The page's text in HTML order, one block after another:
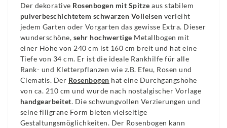
Der dekorative Rosenbogen mit Spitze aus stabilem
pulverbeschichtetem schwarzen Volleisen verleiht
jedem Garten oder Vorgarten das gewisse Extra. Dieser
wunderschöne, sehr hochwertige Metallbogen mit
einer Höhe von 240 cm ist 160 cm breit und hat eine
Tiefe von 34 cm. Er ist die ideale Rankhilfe für alle
Rank- und Kletterpflanzen wie z.B. Efeu, Rosen und
Clematis. Der Rosenbogen hat eine Durchgangshöhe
von ca. 210 cm und wurde nach nostalgischer Vorlage
handgearbeitet. Die schwungvollen Verzierungen und
seine filigrane Form bieten vielseitige
Gestaltungsmöglichkeiten. Der Rosenbogen kann